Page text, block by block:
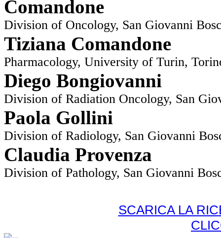
Comandone
Division of Oncology, San Giovanni
Tiziana Comandone
Pharmacology, University of Turin,
Diego Bongiovanni
Division of Radiation Oncology, San
Paola Gollini
Division of Radiology, San Giovanni
Claudia Provenza
Division of Pathology, San Giovanni
SCARICA LA